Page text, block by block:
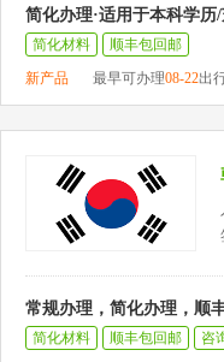
简化办理·适用于本科学历
简化材料
顺丰包回邮
新产品
最早可办理08-22出
常规办理，简化办理，顺
简化材料
顺丰包回邮
咨